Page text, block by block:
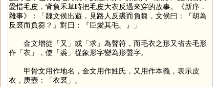
愛惜毛皮，背負禾草時把毛皮大衣反過來穿的故事。《新序．
雜事》：「魏文侯出遊，見路人反裘而負芻，文侯曰：『胡為
反裘而負芻？』對曰：『臣愛其毛。』」
金文增從「又 」或「求」為聲符，而毛衣之形又省去毛形
作「衣 」，使「裘」從象形字變為形聲字。
甲骨文用作地名，金文用作姓氏，又用作本義，表示皮
衣，庚壺：「衣裘」。